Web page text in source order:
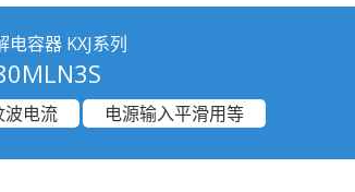
容器 KXJ系列
波电流 电源输入平滑用等